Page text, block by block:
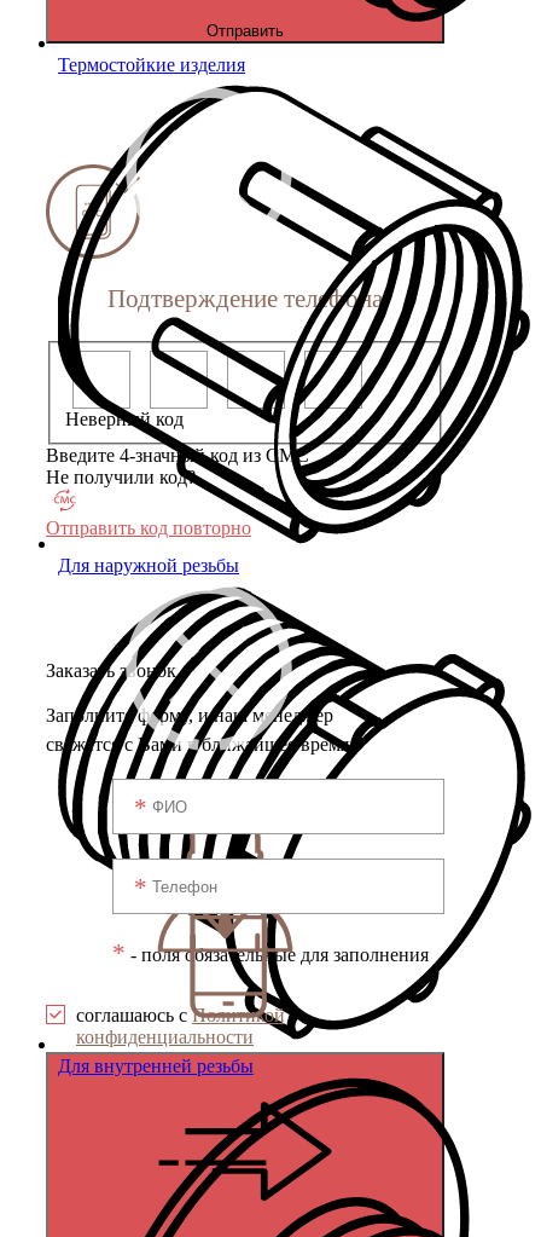
Термостойкие изделия
Для наружной резьбы
Для внутренней резьбы
Отправить
Подтверждение телефона
Неверный код
Введите 4-значный код из СМС
Не получили код?
Отправить код повторно
Заказать звонок
Заполните форму, и наш менеджер
свяжется с Вами в ближайшее время
* - поля обязательные для заполнения
соглашаюсь сПолитикой
конфиденциальности